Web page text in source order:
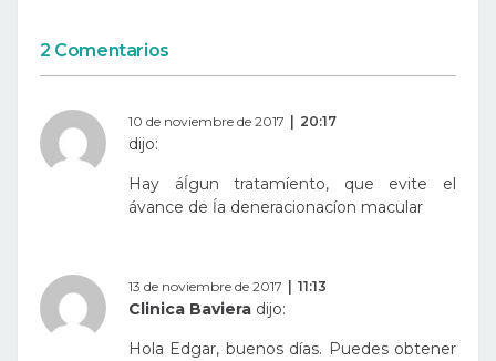
2 Comentarios
10 de noviembre de 2017 20:17
dijo:
Hay áĺgun tratamíento, que evite el
ávance de ĺa deneracionacíon macular
13 de noviembre de 2017 11:13
Clinica Baviera dijo:
Hola Edgar, buenos días. Puedes obtener